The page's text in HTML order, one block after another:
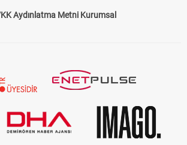
Aydınlatma Metni Kurumsal